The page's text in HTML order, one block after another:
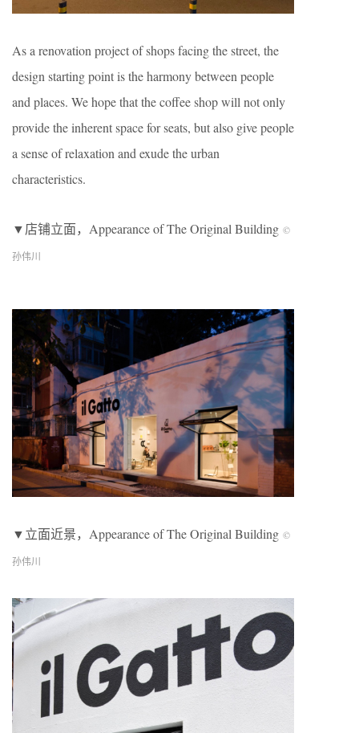
As a renovation project of shops facing the street, the
design starting point is the harmony between people
and places. We hope that the coffee shop will not only
provide the inherent space for seats, but also give people
a sense of relaxation and exude the urban
characteristics.
▼店铺立面，Appearance of The Original Building ©
孙伟川
▼立面近景，Appearance of The Original Building ©
孙伟川